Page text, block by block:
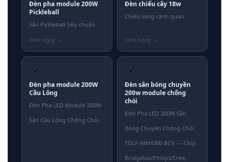
Đèn pha module 200W
Pickleball
Sân Pickleball tiêu chuẩn
Đèn chiếu cây 18w
Chiếu sáng cảnh quan
✓
Đèn pha module 200W
Cầu Lông
Đèn Pha LED Module 200W
Sân Cầu Lông Chống Chói
✓
Đèn sân bóng chuyền
200w module chống
chói
Đèn Pha LED 200W Sân
Bóng Chuyền Chống Chói
TDLF-MKH200-BCV — Chip
Bridgelux/Philips/Cree,